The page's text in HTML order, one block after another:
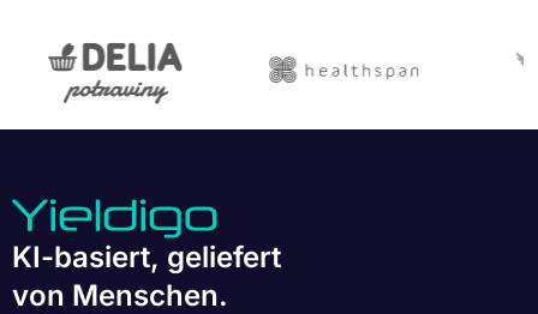
KI-basiert, geliefert
von Menschen.